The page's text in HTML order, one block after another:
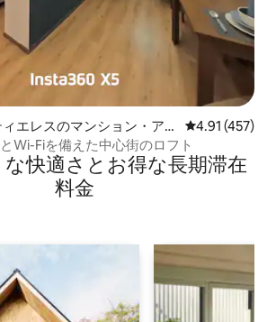
エレスのマンション・アパ
レビュー457
4.91 (457)
Wi-Fiを備えた中心街のロフト
快⁠適⁠さ⁠とお⁠得⁠な長⁠期⁠滞⁠在
料⁠金